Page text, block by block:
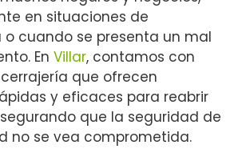
en situaciones de
cuando se presenta un mal
En Villar, contamos con
que ofrecen
y eficaces para reabrir
que la seguridad de
no se vea comprometida.